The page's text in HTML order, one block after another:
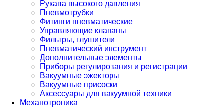
Рукава высокого давления
Пневмотрубки
Фитинги пневматические
Управляющие клапаны
Фильтры, глушители
Пневматический инструмент
Дополнительные элементы
Приборы регулирования и регистрации
Вакуумные эжекторы
Вакуумные присоски
Аксессуары для вакуумной техники
Механотроника